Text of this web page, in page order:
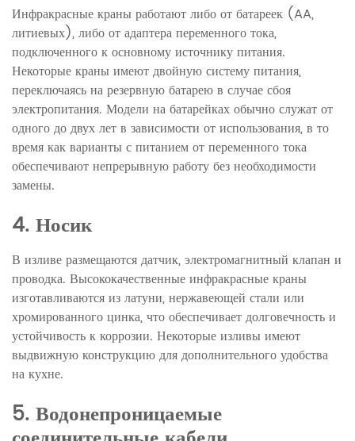
Инфракрасные краны работают либо от батареек (AA,
литиевых), либо от адаптера переменного тока,
подключенного к основному источнику питания.
Некоторые краны имеют двойную систему питания,
переключаясь на резервную батарею в случае сбоя
электропитания. Модели на батарейках обычно служат от
одного до двух лет в зависимости от использования, в то
время как варианты с питанием от переменного тока
обеспечивают непрерывную работу без необходимости
замены.
4. Носик
В изливе размещаются датчик, электромагнитный клапан и
проводка. Высококачественные инфракрасные краны
изготавливаются из латуни, нержавеющей стали или
хромированного цинка, что обеспечивает долговечность и
устойчивость к коррозии. Некоторые изливы имеют
выдвижную конструкцию для дополнительного удобства
на кухне.
5. Водонепроницаемые